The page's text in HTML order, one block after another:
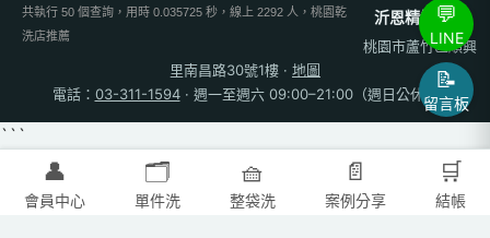
共執行 50 個查詢，用時 0.035725 秒，線上 2292 人，桃園乾
洗店推薦
沂恩精緻洗衣
桃園市蘆竹區順興
里南昌路30號1樓 · 地圖
電話： 03-311-1594· 週一至週六 09:00–21:00（週日公休）
👤
會員中心
🗂️
單件洗
🧺
整袋洗
📄
案例分享
🛒
結帳
💬
LINE
📝
留言板
```